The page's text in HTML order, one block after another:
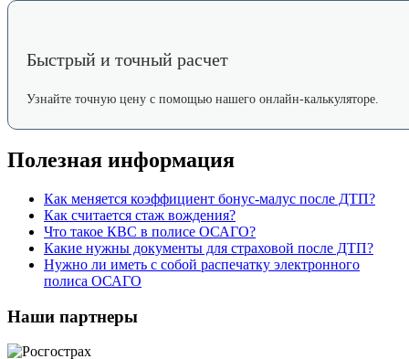
Быстрый и точный расчет
Узнайте точную цену с помощью нашего онлайн-калькуляторе.
Полезная информация
Как меняется коэффициент бонус-малус после ДТП?
Как считается стаж вождения?
Что такое КВС в полисе ОСАГО?
Какие нужны документы для страховой после ДТП?
Нужно ли иметь с собой распечатку электронного
полиса ОСАГО
Наши партнеры